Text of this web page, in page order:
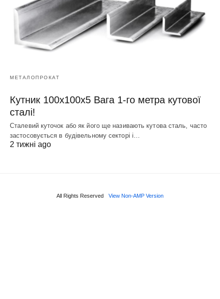
МЕТАЛОПРОКАТ
Кутник 100х100х5 Вага 1-го метра кутової
сталі!
Сталевий куточок або як його ще називають кутова сталь, часто
застосовується в будівельному секторі і…
2 тижні ago
All Rights Reserved View Non-AMP Version